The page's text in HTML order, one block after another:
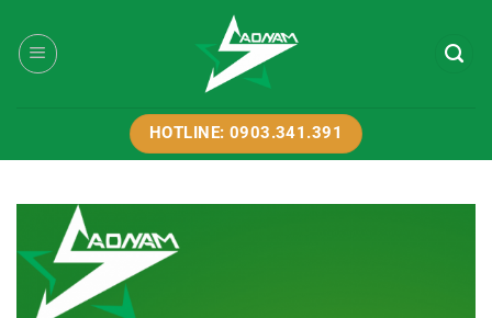
qua
nội
HOTLINE: 0903.341.391